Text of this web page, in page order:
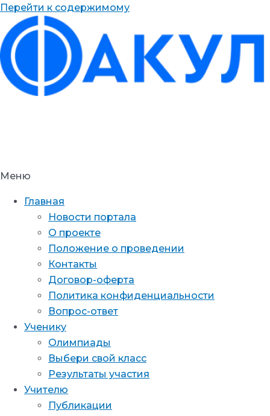
Перейти к содержимому
Меню
Главная
Новости портала
О проекте
Положение о проведении
Контакты
Договор-оферта
Политика конфиденциальности
Вопрос-ответ
Ученику
Олимпиады
Выбери свой класс
Результаты участия
Учителю
Публикации